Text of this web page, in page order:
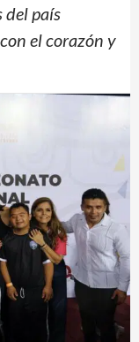
del país
el corazón y